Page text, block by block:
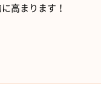
高まります！